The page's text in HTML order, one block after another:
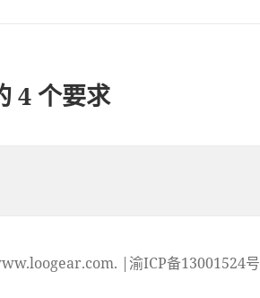
4 个要求
|渝ICP备13001524号